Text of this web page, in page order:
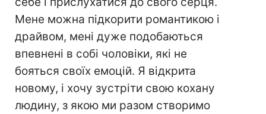
Мене можна підкорити романтикою і
драйвом, мені дуже подобаються
впевнені в собі чоловіки, які не
бояться своїх емоцій. Я відкрита
новому, і хочу зустріти свою кохану
людину, з якою ми разом створимо